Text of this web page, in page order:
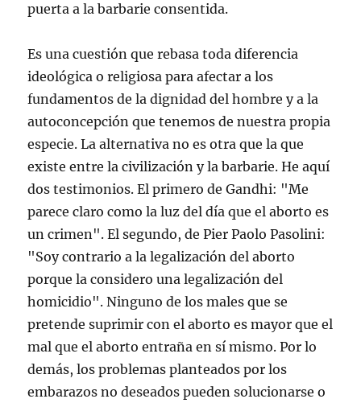
puerta a la barbarie consentida.
Es una cuestión que rebasa toda diferencia
ideológica o religiosa para afectar a los
fundamentos de la dignidad del hombre y a la
autoconcepción que tenemos de nuestra propia
especie. La alternativa no es otra que la que
existe entre la civilización y la barbarie. He aquí
dos testimonios. El primero de Gandhi: "Me
parece claro como la luz del día que el aborto es
un crimen". El segundo, de Pier Paolo Pasolini:
"Soy contrario a la legalización del aborto
porque la considero una legalización del
homicidio". Ninguno de los males que se
pretende suprimir con el aborto es mayor que el
mal que el aborto entraña en sí mismo. Por lo
demás, los problemas planteados por los
embarazos no deseados pueden solucionarse o